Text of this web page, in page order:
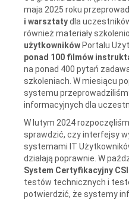
maja 2025 roku
i warsztatydla
również materiały
użytkowników Portalu
ponad 100 filmów
na ponad 400 pytań
szkoleniach. W miesiącu
systemu
informacyjnych dla
W lutym 2024
sprawdzić, czy interfejsy
systemami IT
działają poprawnie. W
System Certyfikacyjny
testów technicznych i
potwierdzić, że systemy